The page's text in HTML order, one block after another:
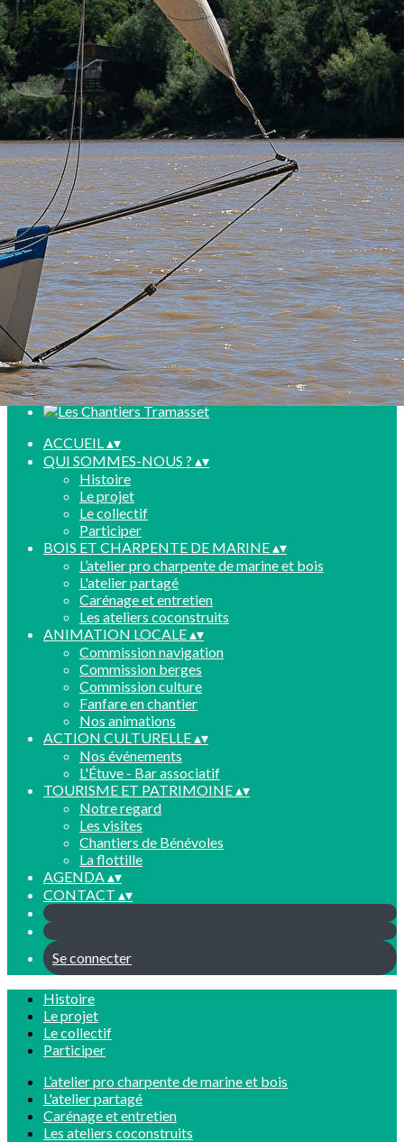
Exporter les lignes sélectionnées
Exporter toutes les colonnes
Exporter uniquement les colonnes affichées
Menu
?>
Images de la page d'accueil
Cliquez pour éditer
Ajoutez un logo, un bouton, des réseaux sociaux
Cliquez pour éditer
ACCUEIL▴▾
QUI SOMMES-NOUS ? ▴▾
Histoire
Le projet
Le collectif
Participer
BOIS ET CHARPENTE DE MARINE▴▾
L’atelier pro charpente de marine et bois
L'atelier partagé
Carénage et entretien
Les ateliers coconstruits
ANIMATION LOCALE▴▾
Commission navigation
Commission berges
Commission culture
Fanfare en chantier
Nos animations
ACTION CULTURELLE▴▾
Nos événements
L'Étuve - Bar associatif
TOURISME ET PATRIMOINE▴▾
Notre regard
Les visites
Chantiers de Bénévoles
La flottille
AGENDA▴▾
CONTACT ▴▾
Se connecter
Histoire
Le projet
Le collectif
Participer
L’atelier pro charpente de marine et bois
L'atelier partagé
Carénage et entretien
Les ateliers coconstruits